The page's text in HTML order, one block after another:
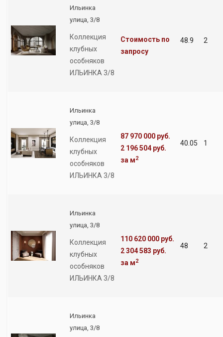
Ильинка
улица, 3/8
Коллекция
клубных
особняков
ИЛЬИНКА 3/8
Стоимость по
запросу
48.9 2
Ильинка
улица, 3/8
Коллекция
клубных
особняков
ИЛЬИНКА 3/8
87 970 000 руб.
2 196 504 руб.
за м2
40.05 1
Ильинка
улица, 3/8
Коллекция
клубных
особняков
ИЛЬИНКА 3/8
110 620 000 руб.
2 304 583 руб.
за м2
48 2
Ильинка
улица, 3/8